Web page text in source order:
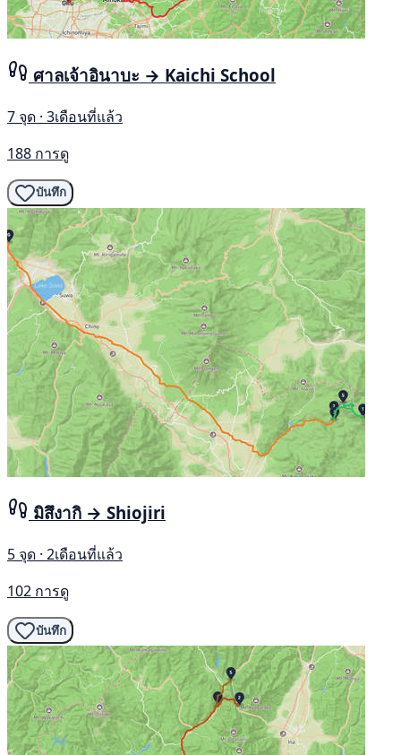
ศาลเจ้าอินาบะ → Kaichi School
7 จุด · 3เดือนที่แล้ว
188 การดู
บันทึก
มิสึงากิ → Shiojiri
5 จุด · 2เดือนที่แล้ว
102 การดู
บันทึก